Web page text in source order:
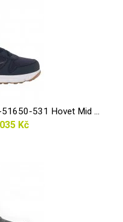
531 Hovet Mid ...
Kč